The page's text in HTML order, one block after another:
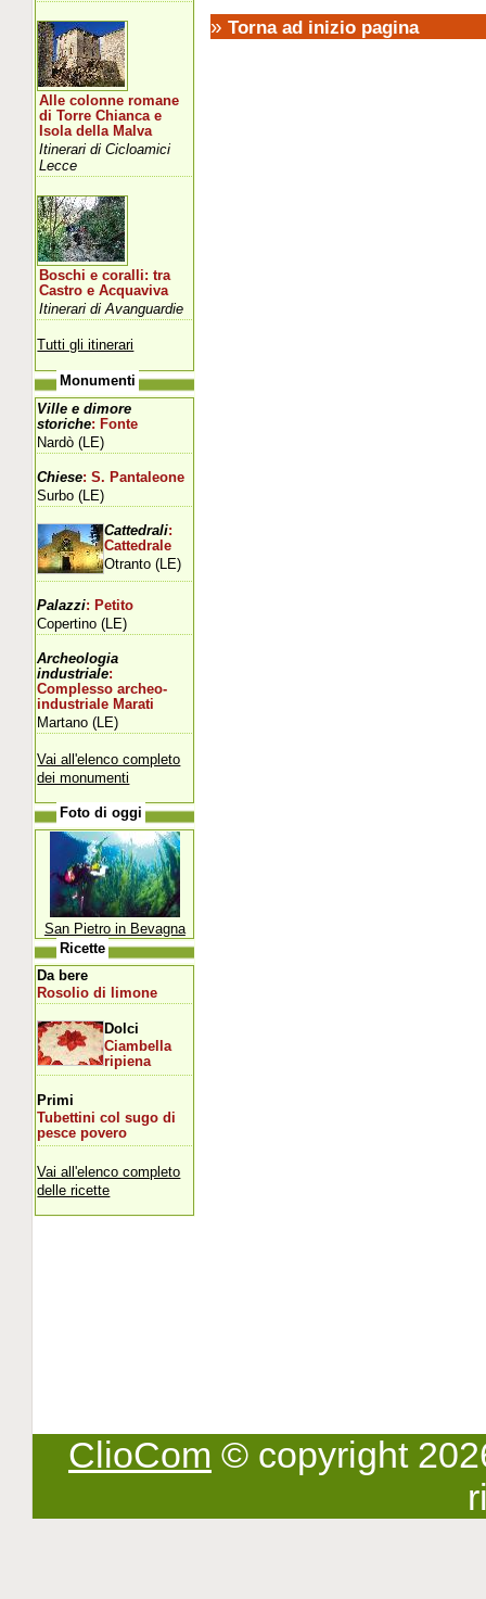
» Torna ad inizio pagina
Alle colonne romane
di Torre Chianca e
Isola della Malva
Itinerari di Cicloamici
Lecce
Boschi e coralli: tra
Castro e Acquaviva
Itinerari di Avanguardie
Tutti gli itinerari
Monumenti
Ville e dimore
storiche: Fonte
Nardò (LE)
Chiese: S. Pantaleone
Surbo (LE)
Cattedrali:
Cattedrale
Otranto (LE)
Palazzi: Petito
Copertino (LE)
Archeologia
industriale:
Complesso archeo-
industriale Marati
Martano (LE)
Vai all'elenco completo
dei monumenti
Foto di oggi
San Pietro in Bevagna
Ricette
Da bere
Rosolio di limone
Dolci
Ciambella
ripiena
Primi
Tubettini col sugo di
pesce povero
Vai all'elenco completo
delle ricette
ClioCom © copyright